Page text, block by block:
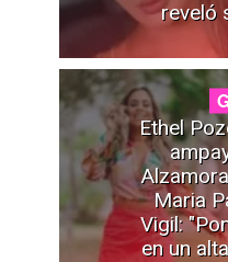
reveló
Ethel
Maria
Vigil:
en un